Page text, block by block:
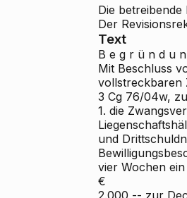
Die
Der
Text
B e g r ü n d u
Mit Beschluss
vollstreckbaren
3 Cg 76/04w,
1. die
und
vier Wochen
€
2.000,-- zur